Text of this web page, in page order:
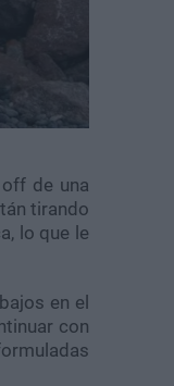
de una
tirando
lo que le
en el
con